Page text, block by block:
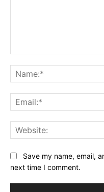
Save my name, email,
next time I comment.